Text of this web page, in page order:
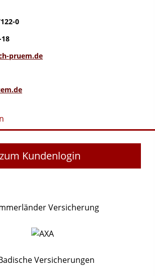
0
pruem.de
zum Kundenlogin